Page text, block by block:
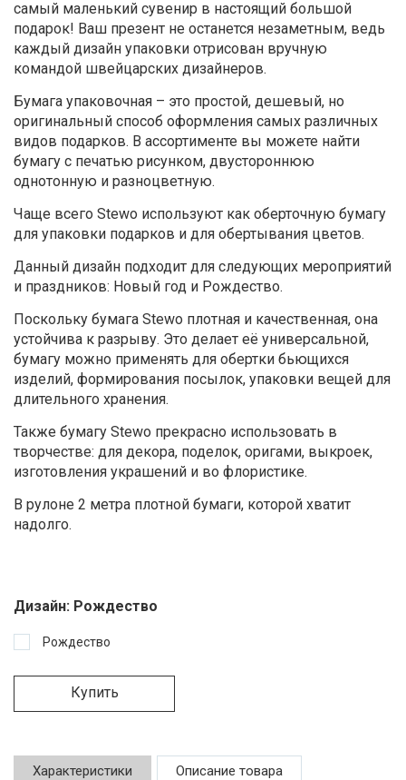
самый маленький сувенир в настоящий большой
подарок! Ваш презент не останется незаметным, ведь
каждый дизайн упаковки отрисован вручную
командой швейцарских дизайнеров.
Бумага упаковочная – это простой, дешевый, но
оригинальный способ оформления самых различных
видов подарков. В ассортименте вы можете найти
бумагу с печатью рисунком, двустороннюю
однотонную и разноцветную.
Чаще всего Stewo используют как оберточную бумагу
для упаковки подарков и для обертывания цветов.
Данный дизайн подходит для следующих мероприятий
и праздников: Новый год и Рождество.
Поскольку бумага Stewo плотная и качественная, она
устойчива к разрыву. Это делает её универсальной,
бумагу можно применять для обертки бьющихся
изделий, формирования посылок, упаковки вещей для
длительного хранения.
Также бумагу Stewo прекрасно использовать в
творчестве: для декора, поделок, оригами, выкроек,
изготовления украшений и во флористике.
В рулоне 2 метра плотной бумаги, которой хватит
надолго.
Дизайн: Рождество
Рождество
Купить
Характеристики Описание товара